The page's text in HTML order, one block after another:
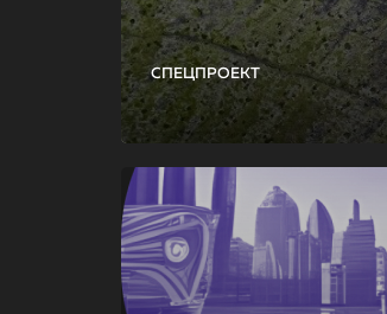
СПЕЦПРОЕКТ